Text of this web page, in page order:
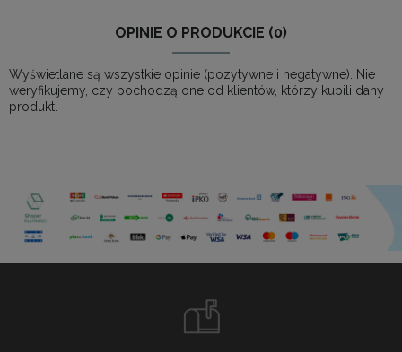
OPINIE O PRODUKCIE (0)
Wyświetlane są wszystkie opinie (pozytywne i negatywne). Nie
weryfikujemy, czy pochodzą one od klientów, którzy kupili dany
produkt.